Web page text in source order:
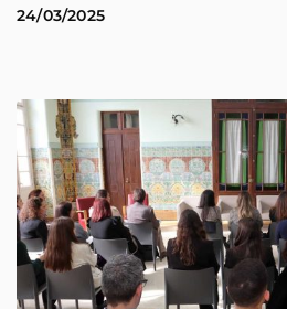
24/03/2025